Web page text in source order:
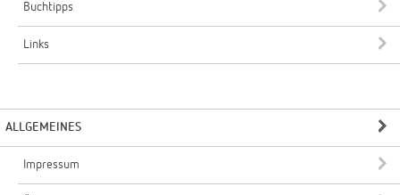
Buchtipps
Links
ALLGEMEINES
Impressum